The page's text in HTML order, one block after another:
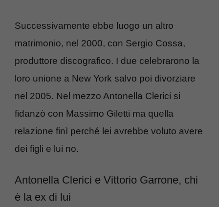
Successivamente ebbe luogo un altro
matrimonio, nel 2000, con Sergio Cossa,
produttore discografico. I due celebrarono la
loro unione a New York salvo poi divorziare
nel 2005. Nel mezzo Antonella Clerici si
fidanzò con Massimo Giletti ma quella
relazione finì perché lei avrebbe voluto avere
dei figli e lui no.
Antonella Clerici e Vittorio Garrone, chi
è la ex di lui